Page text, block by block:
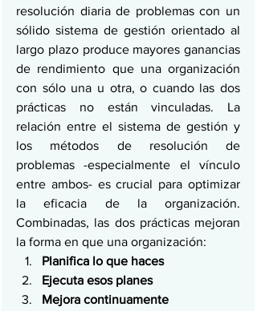
resolución diaria de problemas con un
sólido sistema de gestión orientado al
largo plazo produce mayores ganancias
de rendimiento que una organización
con sólo una u otra, o cuando las dos
prácticas no están vinculadas. La
relación entre el sistema de gestión y
los métodos de resolución de
problemas -especialmente el vínculo
entre ambos- es crucial para optimizar
la eficacia de la organización.
Combinadas, las dos prácticas mejoran
la forma en que una organización:
Planifica lo que haces
Ejecuta esos planes
Mejora continuamente